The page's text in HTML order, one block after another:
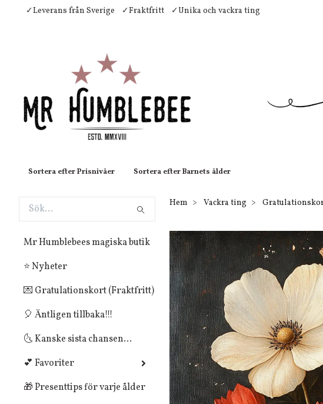
✓Leverans från Sverige ✓Fraktfritt ✓Unika och vackra ting
Sortera efter Prisnivåer Sortera efter Barnets ålder
Mr Humblebees magiska butik
⭐ Nyheter
💌 Gratulationskort (Fraktfritt)
🎈 Äntligen tillbaka!!!
🌜 Kanske sista chansen...
💕 Favoriter
🎁 Presenttips för varje ålder
Hem Vackra ting